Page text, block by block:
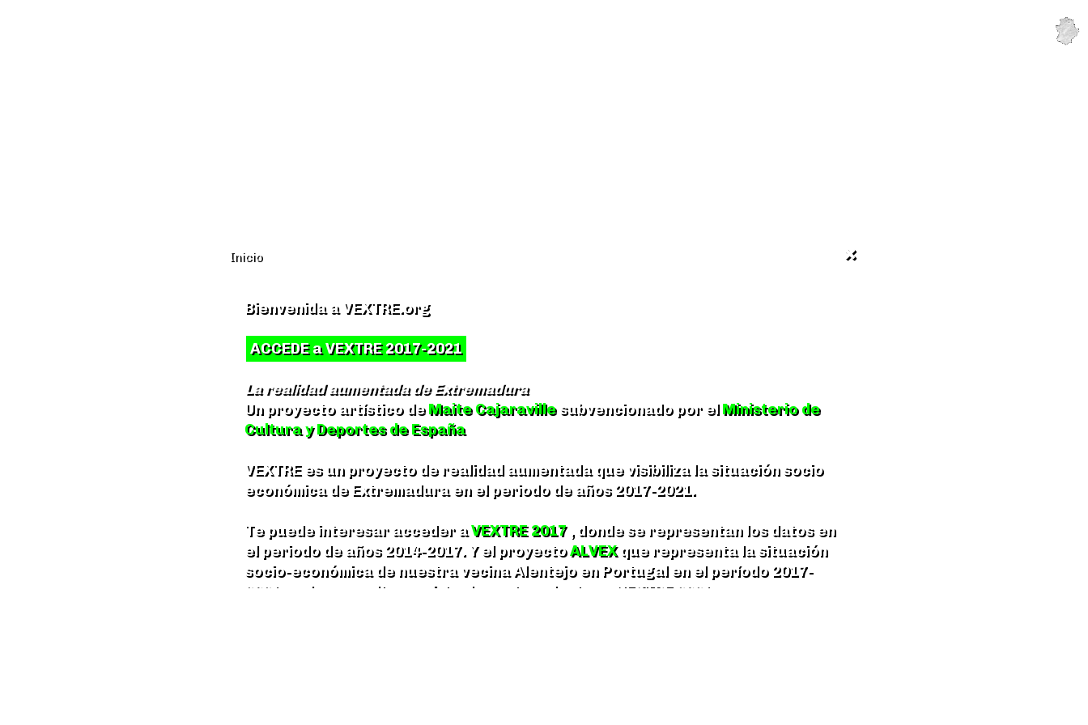
Inicio
Bienvenida a VEXTRE.org
ACCEDE a VEXTRE 2017-2021
La realidad aumentada de Extremadura
Un proyecto artístico deMaite Cajaraville subvencionado por elMinisterio de
Cultura y Deportes de España
VEXTRE es un proyecto de realidad aumentada que visibiliza la situación socio
económica de Extremadura en el periodo de años 2017-2021.
Te puede interesar acceder aVEXTRE 2017 , donde se representan los datos en
el periodo de años 2014-2017. Y el proyectoALVEX que representa la situación
socio-económica de nuestra vecina Alentejo en Portugal en el período 2017-
2021, ambas esculturas virtuales antecedentes a VEXTRE 2021.